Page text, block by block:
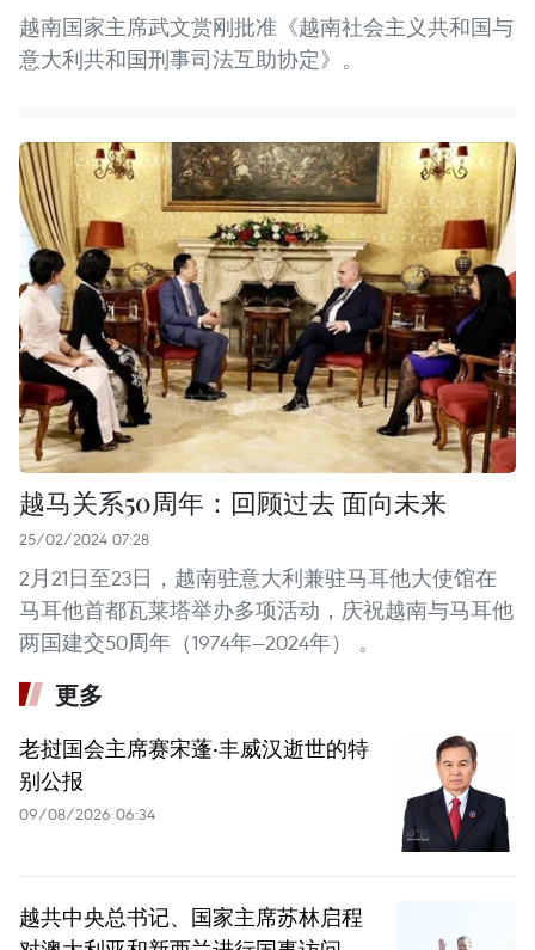
越南国家主席武文赏刚批准《越南社会主义共和国与
意大利共和国刑事司法互助协定》。
越马关系50周年：回顾过去 面向未来
25/02/2024 07:28
2月21日至23日，越南驻意大利兼驻马耳他大使馆在
马耳他首都瓦莱塔举办多项活动，庆祝越南与马耳他
两国建交50周年（1974年—2024年） 。
更多
老挝国会主席赛宋蓬·丰威汉逝世的特
别公报
09/08/2026 06:34
越共中央总书记、国家主席苏林启程